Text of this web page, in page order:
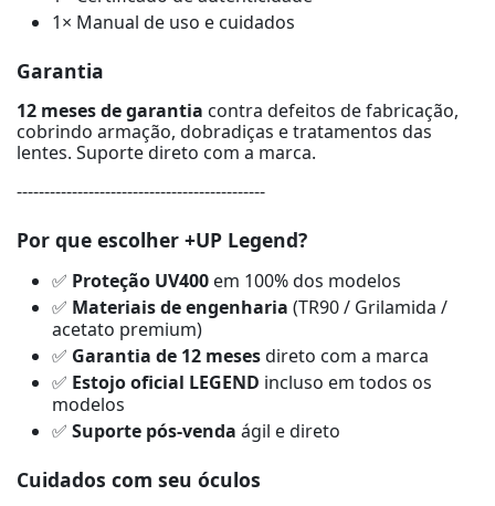
1× Manual de uso e cuidados
Garantia
12 meses de garantia contra defeitos de fabricação,
cobrindo armação, dobradiças e tratamentos das
lentes. Suporte direto com a marca.
---------------------------------------------
Por que escolher +UP Legend?
✅ Proteção UV400 em 100% dos modelos
✅ Materiais de engenharia (TR90 / Grilamida /
acetato premium)
✅ Garantia de 12 mesesdireto com a marca
✅ Estojo oficial LEGEND incluso em todos os
modelos
✅ Suporte pós-venda ágil e direto
Cuidados com seu óculos